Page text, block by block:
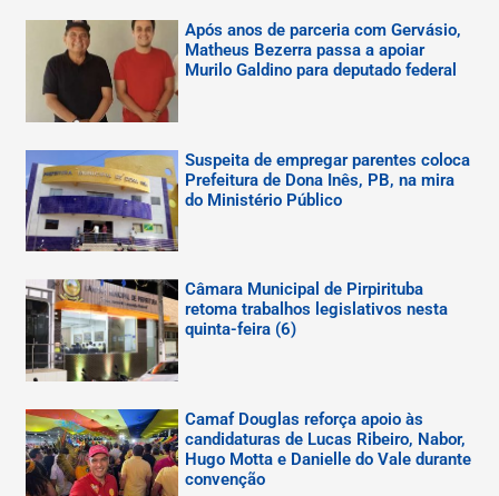
Após anos de parceria com Gervásio,
Matheus Bezerra passa a apoiar
Murilo Galdino para deputado federal
Suspeita de empregar parentes coloca
Prefeitura de Dona Inês, PB, na mira
do Ministério Público
Câmara Municipal de Pirpirituba
retoma trabalhos legislativos nesta
quinta-feira (6)
Camaf Douglas reforça apoio às
candidaturas de Lucas Ribeiro, Nabor,
Hugo Motta e Danielle do Vale durante
convenção